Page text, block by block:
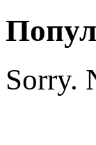
Sorry.